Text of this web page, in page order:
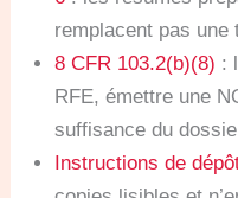
remplacent pas une
8 CFR 103.2(b)(8) :
RFE, émettre une
suffisance du
Instructions de